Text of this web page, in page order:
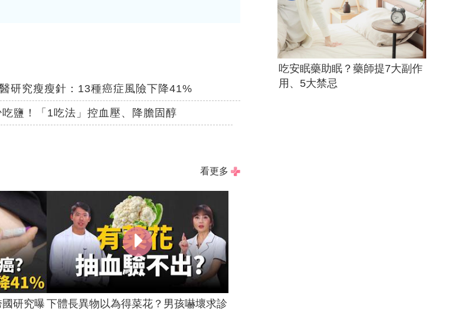
研究瘦瘦針：13種癌症風險下降41%
鹽！「1吃法」控血壓、降膽固醇
看更多
研究曝 下體長異物以為得菜花？男孩嚇壞求診
吃安眠藥助眠？藥師提7大副作
用、5大禁忌